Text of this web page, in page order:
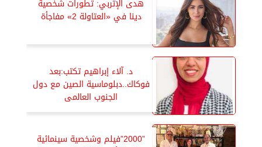
هدى الإتربي: تطورات شخصية
دينا في «العتاولة 2» مفاجأة
د. آلاء إبراهيم تكتب:بعد
فوكاك..دبلوماسية الصين مع دول
الجنوب العالمى
”2000”فيلم وشخصية سينمائية